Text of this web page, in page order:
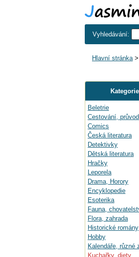
Vyhledávání:
Hlavní stránka>
Kategorie
Beletrie
Cestování,
Comics
Česká literatura
Detektivky
Dětská literatura
Hračky
Leporela
Drama, Horory
Encyklopedie
Esoterika
Fauna,
Flora, zahrada
Historické romány
Hobby
Kalendáře, různé
Kuchařky, diety